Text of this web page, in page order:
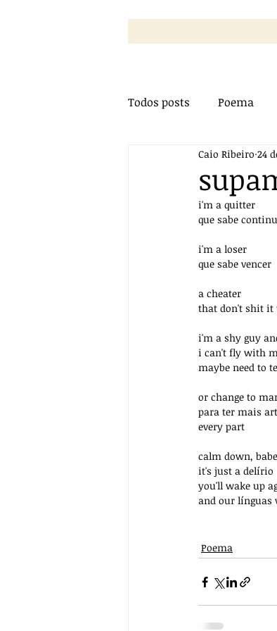
Todos posts Poema
Bate-Papo Vídeos
Caio Ribeiro 24
i'm a quitter
que sabe
i'm a loser
que sabe vencer
a cheater
that don't shit it
i'm a shy guy
i can't fly with
maybe need to
or change to
para ter mais
every part
calm down, babe
it's just a delírio
you'll wake up
and our línguas
Poema